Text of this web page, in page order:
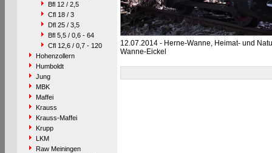
Bfl 12 / 2,5
Cfl 18 / 3
Dfl 25 / 3,5
Bfl 5,5 / 0,6 - 64
Cfl 12,6 / 0,7 - 120
Hohenzollern
Humboldt
Jung
MBK
Maffei
Krauss
Krauss-Maffei
Krupp
LKM
Raw Meiningen
12.07.2014 - Herne-Wanne, Heimat- und
Wanne-Eickel